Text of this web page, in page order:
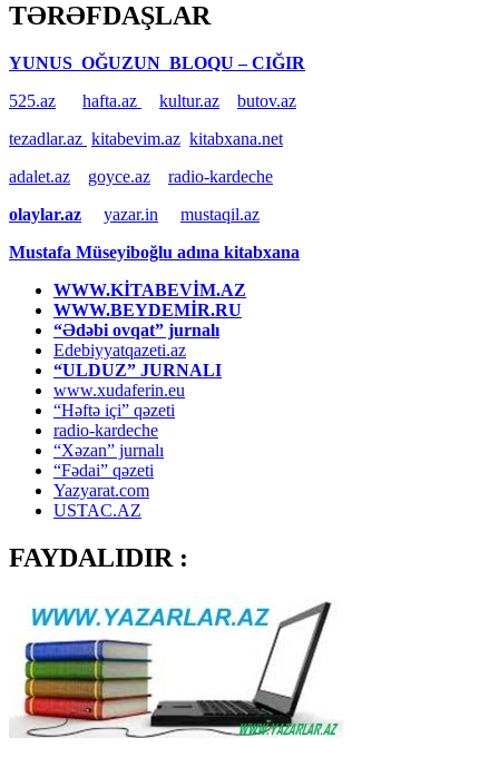
TƏRƏFDAŞLAR
YUNUS OĞUZUN BLOQU – CIĞIR
525.az
hafta.az kultur.az
butov.az
tezadlar.az kitabevim.az kitabxana.net
adalet.az
goyce.az
radio-kardeche
olaylar.az
yazar.in
mustaqil.az
Mustafa Müseyiboğlu adına kitabxana
WWW.KİTABEVİM.AZ
WWW.BEYDEMİR.RU
“Ədəbi ovqat” jurnalı
Edebiyyatqazeti.az
“ULDUZ” JURNALI
www.xudaferin.eu
“Həftə içi” qəzeti
radio-kardeche
“Xəzan” jurnalı
“Fədai” qəzeti
Yazyarat.com
USTAC.AZ
FAYDALIDIR :